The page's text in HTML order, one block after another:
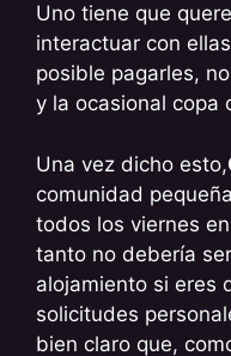
Uno tiene que
interactuar con
posible pagarles,
y la ocasional copa
Una vez dicho esto,
comunidad
todos los viernes
tanto no debería
alojamiento si eres
solicitudes
bien claro que,